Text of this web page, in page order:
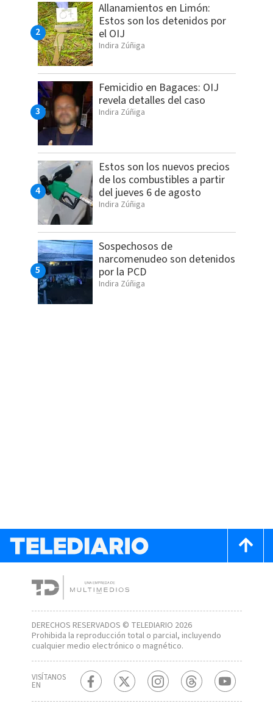
Allanamientos en Limón:
Estos son los detenidos por
el OIJ
Indira Zúñiga
Femicidio en Bagaces: OIJ
revela detalles del caso
Indira Zúñiga
Estos son los nuevos precios
de los combustibles a partir
del jueves 6 de agosto
Indira Zúñiga
Sospechosos de
narcomenudeo son detenidos
por la PCD
Indira Zúñiga
DERECHOS RESERVADOS © TELEDIARIO 2026
Prohibida la reproducción total o parcial, incluyendo
cualquier medio electrónico o magnético.
VISÍTANOS
EN